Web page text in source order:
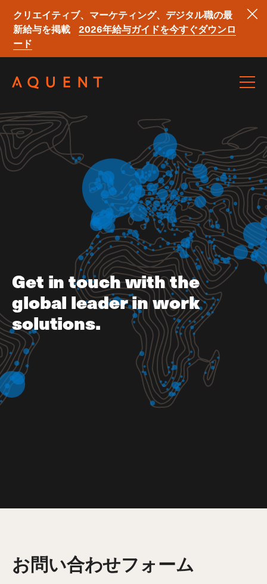
クリエイティブ、マーケティング、デジタル職の最
新給与を掲載
2026年給与ガイドを今すぐダウンロ
ード
Get in touch with the
global leader in work
solutions.
お問い合わせフォーム